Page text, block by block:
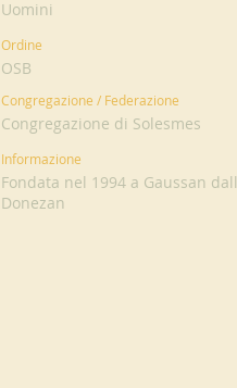
Uomini
Ordine
OSB
Congregazione / Federazione
Congregazione di Solesmes
Informazione
Fondata nel 1994 a Gaussan
Donezan